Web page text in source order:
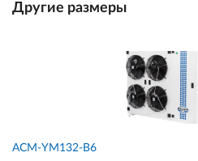
Другие размеры
АСМ-YM132-В6